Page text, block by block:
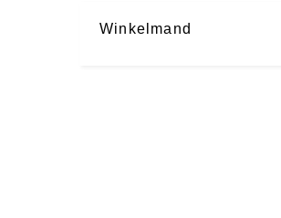
Winkelmand